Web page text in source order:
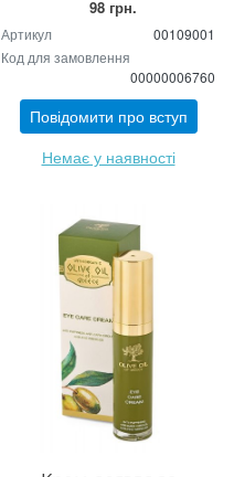
98 грн.
Артикул
00109001
Код для замовлення
00000006760
Повідомити про вступ
Немає у наявності